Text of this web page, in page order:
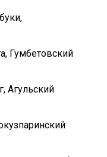
Гумбетовский
Агульский